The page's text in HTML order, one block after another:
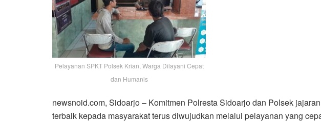
Pelayanan SPKT Polsek Krian, Warga Dilayani Cepat
dan Humanis
newsnoid.com, Sidoarjo – Komitmen Polresta Sidoarjo dan Polsek
terbaik kepada masyarakat terus diwujudkan melalui pelayanan yang